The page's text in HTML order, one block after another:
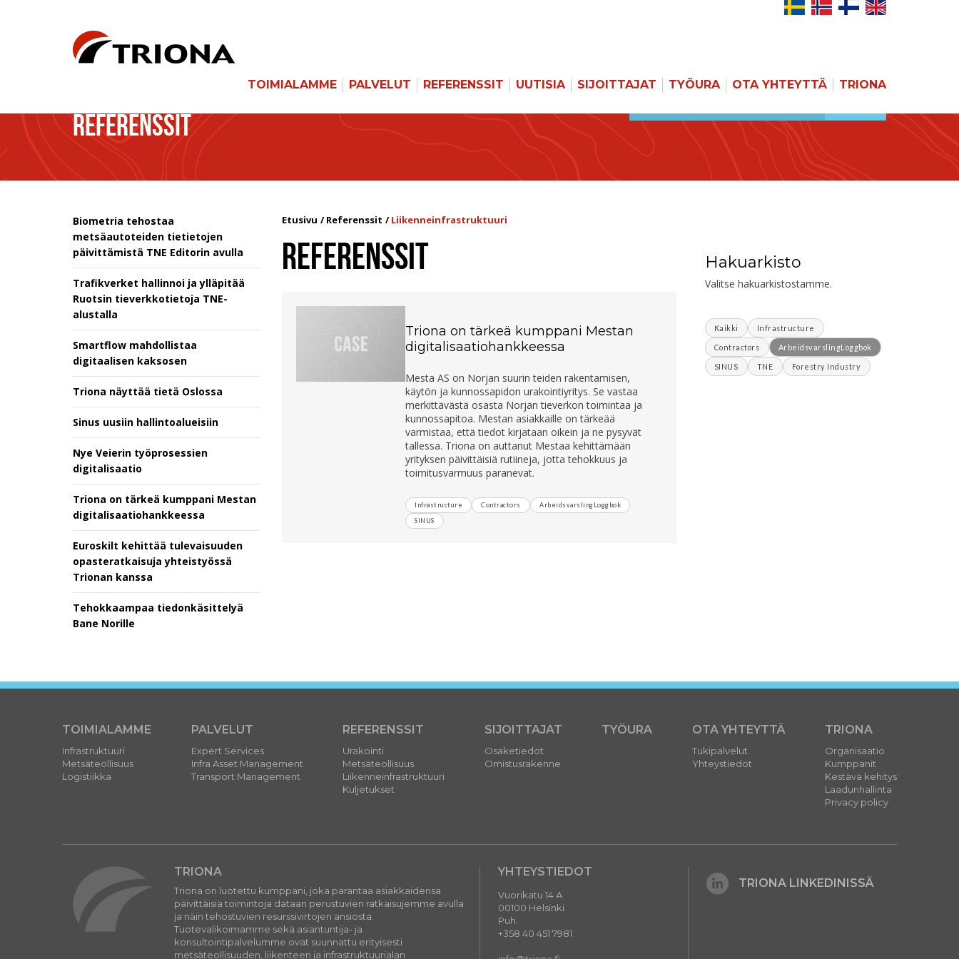
TOIMIALAMME PALVELUT REFERENSSIT UUTISIA SIJOITTAJAT TYÖURA OTA YHTEYTTÄ TRIONA
REFERENSSIT
Biometria tehostaa
metsäautoteiden tietietojen
päivittämistä TNE Editorin avulla
Trafikverket hallinnoi ja ylläpitää
Ruotsin tieverkkotietoja TNE-
alustalla
Smartflow mahdollistaa
digitaalisen kaksosen
Triona näyttää tietä Oslossa
Sinus uusiin hallintoalueisiin
Nye Veierin työprosessien
digitalisaatio
Triona on tärkeä kumppani Mestan
digitalisaatiohankkeessa
Euroskilt kehittää tulevaisuuden
opasteratkaisuja yhteistyössä
Trionan kanssa
Tehokkaampaa tiedonkäsittelyä
Bane Norille
Etusivu Referenssit Liikenneinfrastruktuuri
REFERENSSIT
Triona on tärkeä kumppani Mestan
digitalisaatiohankkeessa
Mesta AS on Norjan suurin teiden rakentamisen,
käytön ja kunnossapidon urakointiyritys. Se vastaa
merkittävästä osasta Norjan tieverkon toimintaa ja
kunnossapitoa. Mestan asiakkaille on tärkeää
varmistaa, että tiedot kirjataan oikein ja ne pysyvät
tallessa. Triona on auttanut Mestaa kehittämään
yrityksen päivittäisiä rutiineja, jotta tehokkuus ja
toimitusvarmuus paranevat.
Infrastructure Contractors
ArbeidsvarslingLoggbok
SINUS
Hakuarkisto
Valitse hakuarkistostamme.
Kaikki Infrastructure
Contractors ArbeidsvarslingLoggbok
SINUS TNE Forestry Industry
TOIMIALAMME
Infrastruktuuri
Metsäteollisuus
Logistiikka
PALVELUT
Expert Services
Infra Asset Management
Transport Management
REFERENSSIT
Urakointi
Metsäteollisuus
Liikenneinfrastruktuuri
Kuljetukset
SIJOITTAJAT
Osaketiedot
Omistusrakenne
TYÖURA OTA YHTEYTTÄ
Tukipalvelut
Yhteystiedot
TRIONA
Organisaatio
Kumppanit
Kestävä kehitys
Laadunhallinta
Privacy policy
TRIONA
Triona on luotettu kumppani, joka parantaa asiakkaidensa
päivittäisiä toimintoja dataan perustuvien ratkaisujemme avulla
ja näin tehostuvien resurssivirtojen ansiosta.
Tuotevalikoimamme sekä asiantuntija- ja
konsultointipalvelumme ovat suunnattu erityisesti
metsäteollisuuden, liikenteen ja infrastruktuurialan
YHTEYSTIEDOT
Vuorikatu 14 A
00100 Helsinki
Puh.
+358 40 451 7981
TRIONA LINKEDINISSÄ